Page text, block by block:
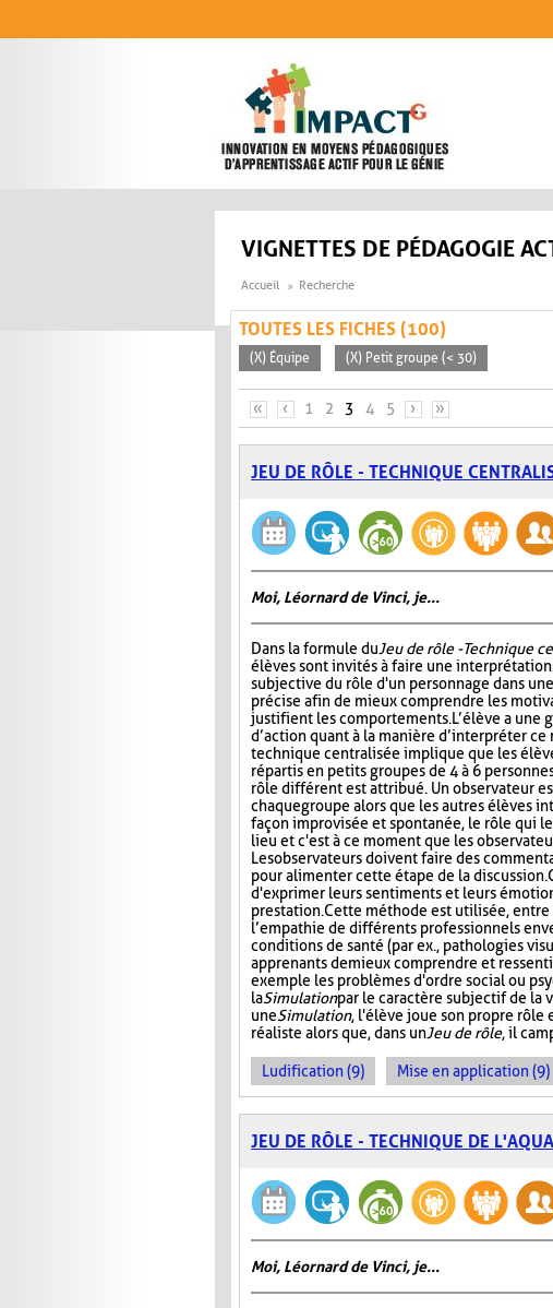
VIGNETTES DE PÉDAGOGIE
Accueil Recherche
TOUTES LES FICHES (100)
(X) Équipe (X) Petit groupe (< 30)
PAGES
« ‹ 1 2 3 4 5 › »
JEU DE RÔLE - TECHNIQUE
Moi, Léornard de Vinci, je...
Dans la formule duJeu de rôle - Technique
élèves sont invités à faire une interprétation
subjective du rôle d'un personnage dans
précise afin de mieux comprendre les
justifient les comportements. L’élève a une
d’action quant à la manière d’interpréter ce
technique centralisée implique que les
répartis en petits groupes de 4 à 6
rôle différent est attribué. Un observateur
chaque groupe alors que les autres élèves
façon improvisée et spontanée, le rôle qui
lieu et c'est à ce moment que les
Les observateurs doivent faire des
pour alimenter cette étape de la
d'exprimer leurs sentiments et leurs
prestation. Cette méthode est utilisée,
l’empathie de différents professionnels
conditions de santé (par ex., pathologies
apprenants de mieux comprendre et
exemple les problèmes d'ordre social ou
laSimulationpar le caractère subjectif de la
uneSimulation, l'élève joue son propre rôle
réaliste alors que, dans unJeu de rôle, il
Ludification (9) Mise en application (9)
JEU DE RÔLE - TECHNIQUE DE
Moi, Léornard de Vinci, je...